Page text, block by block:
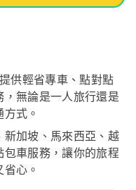
供輕省專車、點對點
無論是一人旅行還是
式。
加坡、馬來西亞、越
車服務，讓你的旅程
心。